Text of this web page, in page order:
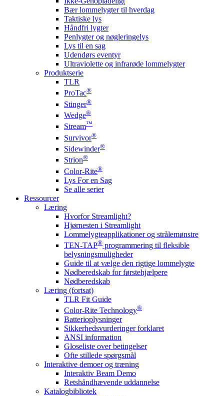
Bær lommelygter til hverdag
Taktiske lys
Håndfri lygter
Penlygter og nøgleringelys
Lys til en sag
Udendørs eventyr
Ultraviolette og infrarøde lommelygter
Produktserie
TLR
ProTac®
Stinger®
Wedge®
Stream™
Survivor®
Sidewinder®
Strion®
Color-Rite®
Lys For en Sag
Se alle serier
Ressourcer
Læring
Hvorfor Streamlight?
Hjørnesten i Streamlight
Lommelygteapplikationer og strålemønstre
TEN-TAP® programmering til fleksible
belysningsmuligheder
Guide til at vælge den rigtige lommelygte
Nødberedskab for førstehjælpere
Nødberedskab
Læring (fortsat)
TLR Fit Guide
Color-Rite Technology®
Batterioplysninger
Sikkerhedsvurderinger forklaret
ANSI information
Gloseliste over betingelser
Ofte stillede spørgsmål
Interaktive demoer og træning
Interaktiv Beam Demo
Retshåndhævende uddannelse
Katalogbibliotek